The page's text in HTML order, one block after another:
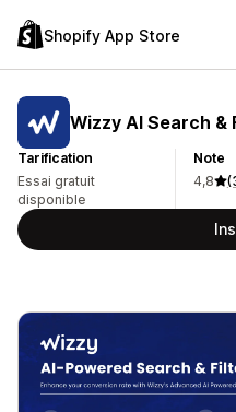
Shopify App Store
Wizzy AI Search &
Tarification
Essai gratuit
disponible
Note
4,8